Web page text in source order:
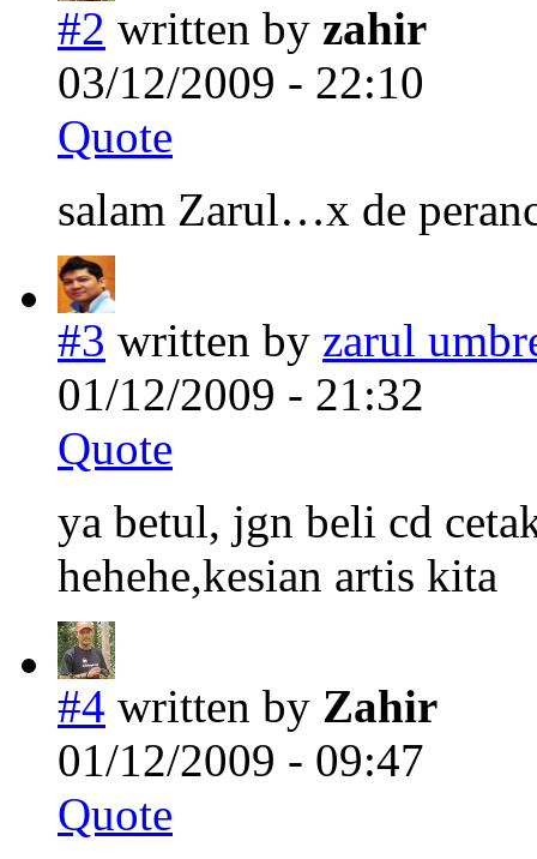
#2 written by zahir
03/12/2009 - 22:10
Quote
salam Zarul…x de
#3 written by zarul
01/12/2009 - 21:32
Quote
ya betul, jgn beli cd
hehehe,kesian artis kita
#4 written by Zahir
01/12/2009 - 09:47
Quote